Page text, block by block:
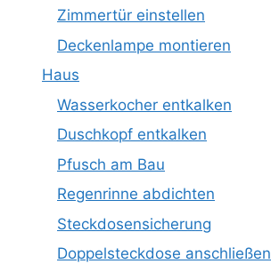
Zimmertür einstellen
Deckenlampe montieren
Haus
Wasserkocher entkalken
Duschkopf entkalken
Pfusch am Bau
Regenrinne abdichten
Steckdosensicherung
Doppelsteckdose anschließen